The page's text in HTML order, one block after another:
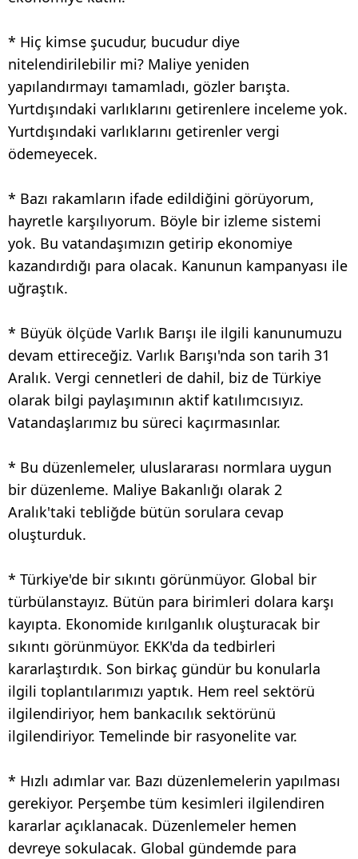
* Hiç kimse şucudur, bucudur diye
nitelendirilebilir mi? Maliye yeniden
yapılandırmayı tamamladı, gözler barışta.
Yurtdışındaki varlıklarını getirenlere inceleme yok.
Yurtdışındaki varlıklarını getirenler vergi
ödemeyecek.
* Bazı rakamların ifade edildiğini görüyorum,
hayretle karşılıyorum. Böyle bir izleme sistemi
yok. Bu vatandaşımızın getirip ekonomiye
kazandırdığı para olacak. Kanunun kampanyası ile
uğraştık.
* Büyük ölçüde Varlık Barışı ile ilgili kanunumuzu
devam ettireceğiz. Varlık Barışı'nda son tarih 31
Aralık. Vergi cennetleri de dahil, biz de Türkiye
olarak bilgi paylaşımının aktif katılımcısıyız.
Vatandaşlarımız bu süreci kaçırmasınlar.
* Bu düzenlemeler, uluslararası normlara uygun
bir düzenleme. Maliye Bakanlığı olarak 2
Aralık'taki tebliğde bütün sorulara cevap
oluşturduk.
* Türkiye'de bir sıkıntı görünmüyor. Global bir
türbülanstayız. Bütün para birimleri dolara karşı
kayıpta. Ekonomide kırılganlık oluşturacak bir
sıkıntı görünmüyor. EKK'da da tedbirleri
kararlaştırdık. Son birkaç gündür bu konularla
ilgili toplantılarımızı yaptık. Hem reel sektörü
ilgilendiriyor, hem bankacılık sektörünü
ilgilendiriyor. Temelinde bir rasyonelite var.
* Hızlı adımlar var. Bazı düzenlemelerin yapılması
gerekiyor. Perşembe tüm kesimleri ilgilendiren
kararlar açıklanacak. Düzenlemeler hemen
devreye sokulacak. Global gündemde para